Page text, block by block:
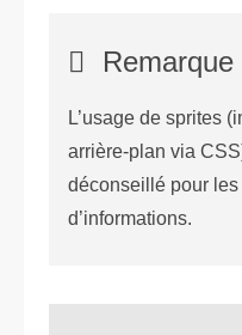
Remarque
L’usage de sprites
arrière-plan via
déconseillé pour
d’informations.